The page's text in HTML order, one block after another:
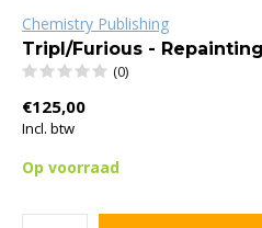
Chemistry Publishing
Tripl/Furious -
(0)
€125,00
Incl. btw
Op voorraad